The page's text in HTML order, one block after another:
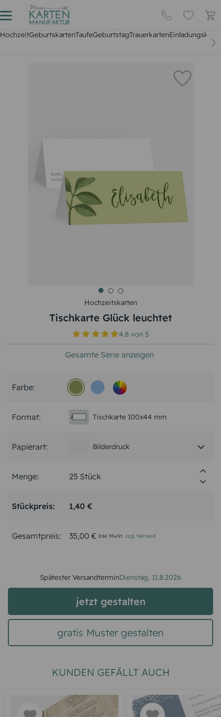
HochzeitGeburtskartenTaufeGeburtstagTrauerkarten
Hochzeitskarten
Tischkarte Glück leuchtet
4.8 von5
Gesamte Serie anzeigen
Farbe:
Format: Tischkarte 100x44 mm
Papierart: Bilderdruck
Menge:
Stückpreis: 1,40 €
Gesamtpreis: 35,00 € Inkl. MwSt. zzgl. Versand
Spätester VersandterminDienstag, 11.8.2026
jetzt gestalten
gratis Muster gestalten
KUNDEN GEFÄLLT AUCH